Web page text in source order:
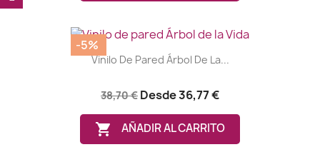
Vinilo De Pared Árbol De La...
38,70 € Desde36,77 €
 AÑADIR AL CARRITO
-5%